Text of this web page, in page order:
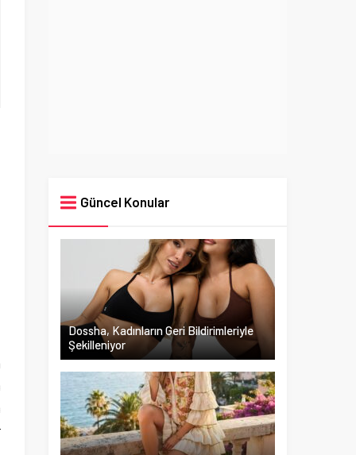
Güncel Konular
Dossha, Kadınların Geri Bildirimleriyle
Şekilleniyor